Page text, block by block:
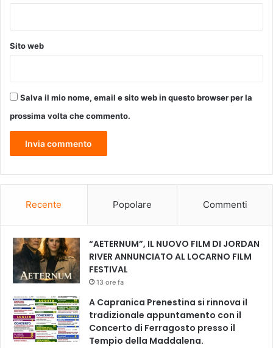
Sito web
Salva il mio nome, email e sito web in questo browser per la
prossima volta che commento.
Recente Popolare Commenti
“AETERNUM”, IL NUOVO FILM DI JORDAN
RIVER ANNUNCIATO AL LOCARNO FILM
FESTIVAL
13 ore fa
A Capranica Prenestina si rinnova il
tradizionale appuntamento con il
Concerto di Ferragosto presso il
Tempio della Maddalena.